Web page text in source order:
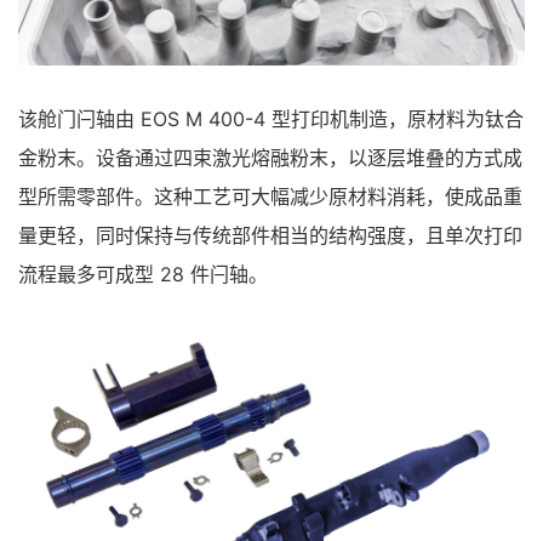
该舱门闩轴由 EOS M 400-4 型打印机制造，原材料为钛合
金粉末。设备通过四束激光熔融粉末，以逐层堆叠的方式成
型所需零部件。这种工艺可大幅减少原材料消耗，使成品重
量更轻，同时保持与传统部件相当的结构强度，且单次打印
流程最多可成型 28 件闩轴。